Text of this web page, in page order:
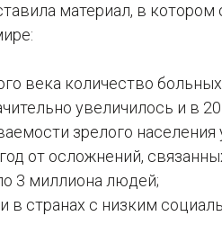
материал, в котором
века количество
увеличилось и в
зрелого населения
от осложнений,
3 миллиона людей;
в странах с низким